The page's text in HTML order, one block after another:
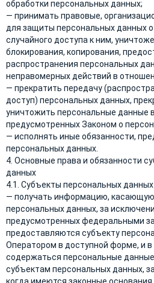
обработки персональных данных;
— принимать правовые,
для защиты персональных данных
случайного доступа к ним,
блокирования, копирования,
распространения персональных
неправомерных действий в
— прекратить передачу
доступ) персональных данных,
уничтожить персональные данные
предусмотренных Законом о
— исполнять иные обязанности,
персональных данных.
4. Основные права и обязанности
данных
4.1. Субъекты персональных
— получать информацию,
персональных данных, за
предусмотренных федеральными
предоставляются субъекту
Оператором в доступной форме, и
содержаться персональные
субъектам персональных данных,
когда имеются законные